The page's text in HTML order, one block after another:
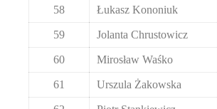
58 Łukasz Kononiuk
59 Jolanta Chrustowicz
60 Mirosław Waśko
61 Urszula Żakowska